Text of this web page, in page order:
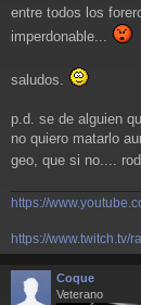
entre todos los
imperdonable...
saludos.
p.d. se de alguien
no quiero matarlo
geo, que si no....
https://
https://www.twitch.tv/
Coque
Veterano